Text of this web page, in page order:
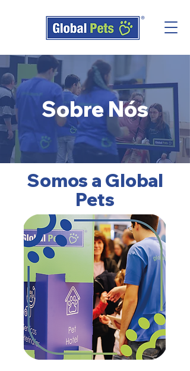
Sobre Nós
Somos a Global
Pets